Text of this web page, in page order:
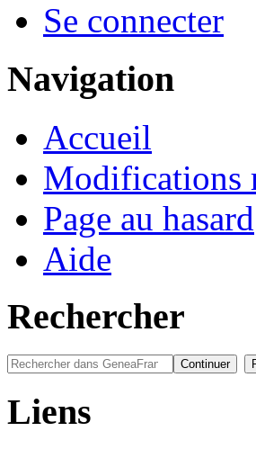
Se connecter
Navigation
Accueil
Modifications
Page au hasard
Aide
Rechercher
Liens